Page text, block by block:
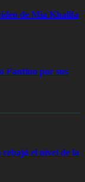
de Mia Khalifa
Fantino por sus
el nivel de la